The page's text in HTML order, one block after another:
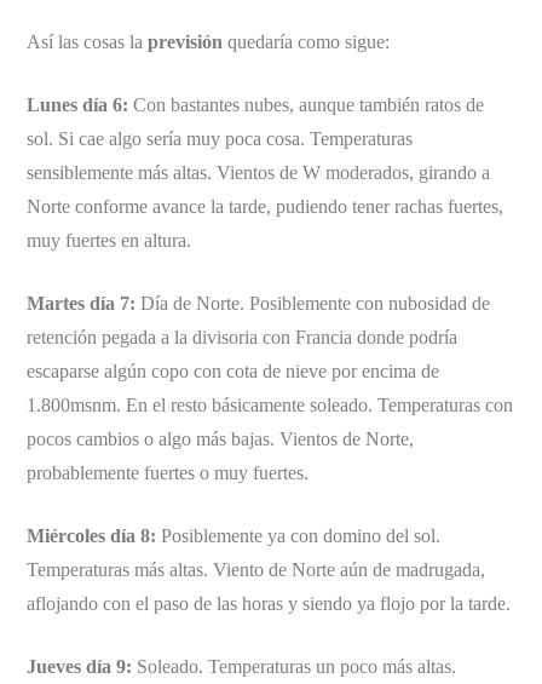
Así las cosas laprevisión quedaría como sigue:
Lunes día 6: Con bastantes nubes, aunque también ratos de
sol. Si cae algo sería muy poca cosa. Temperaturas
sensiblemente más altas. Vientos de W moderados, girando a
Norte conforme avance la tarde, pudiendo tener rachas fuertes,
muy fuertes en altura.
Martes día 7: Día de Norte. Posiblemente con nubosidad de
retención pegada a la divisoria con Francia donde podría
escaparse algún copo con cota de nieve por encima de
1.800msnm. En el resto básicamente soleado. Temperaturas con
pocos cambios o algo más bajas. Vientos de Norte,
probablemente fuertes o muy fuertes.
Miércoles día 8: Posiblemente ya con domino del sol.
Temperaturas más altas. Viento de Norte aún de madrugada,
aflojando con el paso de las horas y siendo ya flojo por la tarde.
Jueves día 9: Soleado. Temperaturas un poco más altas.